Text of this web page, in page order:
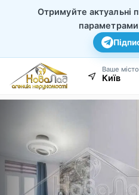
Отримуйте актуальні
Ваше місто
Київ